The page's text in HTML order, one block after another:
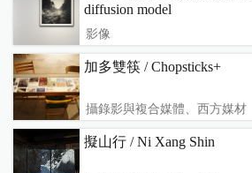
diffusion model
影像
加多雙筷 / Chopsticks+
攝錄影與複合媒體、西方媒材
擬山行 / Ni Xang Shin